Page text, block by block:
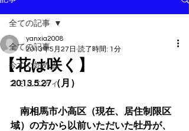
全ての記事
今すぐ始める
コミュニティ
全ての記事
【花は咲く】
yanxia2008
2013年5月27日 読了時間: 1分
2013.5.27（月）
南相馬市小高区（現在、居住制限区
域）の方から以前いただいた牡丹が、